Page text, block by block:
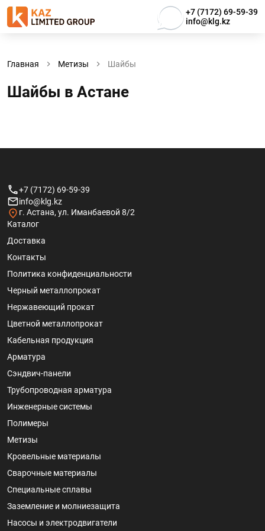
+7 (7172) 69-59-39
info@klg.kz
Главная Метизы Шайбы
Шайбы в Астанe
+7 (7172) 69-59-39
info@klg.kz
г. Астана, ул. Иманбаевой 8/2
Каталог
Доставка
Контакты
Политика конфиденциальности
Черный металлопрокат
Нержавеющий прокат
Цветной металлопрокат
Кабельная продукция
Арматура
Сэндвич-панели
Трубопроводная арматура
Инженерные системы
Полимеры
Метизы
Кровельные материалы
Сварочные материалы
Специальные сплавы
Заземление и молниезащита
Насосы и электродвигатели